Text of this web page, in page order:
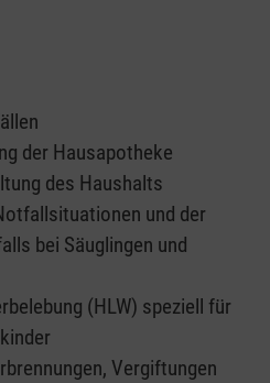
der Hausapotheke
des Haushalts
und der
bei Säuglingen und
(HLW) speziell für
Vergiftungen